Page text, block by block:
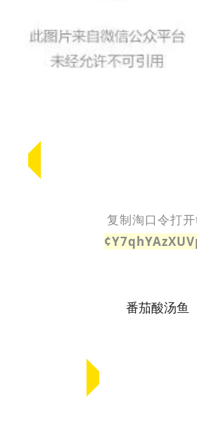
复制淘口令打
番茄酸汤鱼